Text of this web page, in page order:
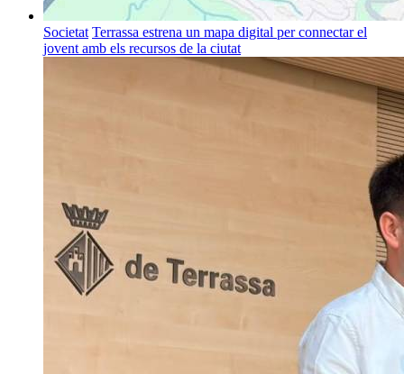
Societat Terrassa estrena un mapa digital per connectar el
jovent amb els recursos de la ciutat